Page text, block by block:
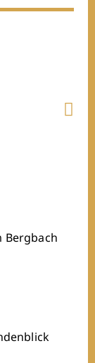
Bergbach